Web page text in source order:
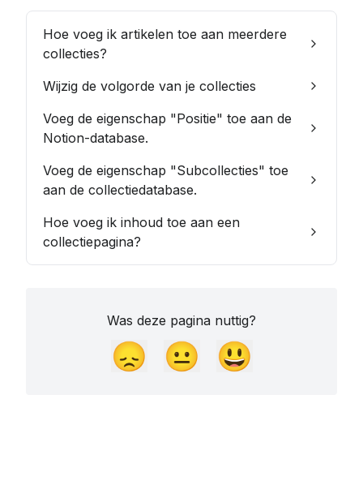
Hoe voeg ik artikelen toe aan meerdere
collecties?
Wijzig de volgorde van je collecties
Voeg de eigenschap "Positie" toe aan de
Notion-database.
Voeg de eigenschap "Subcollecties" toe
aan de collectiedatabase.
Hoe voeg ik inhoud toe aan een
collectiepagina?
Was deze pagina nuttig?
😞 😐 😃